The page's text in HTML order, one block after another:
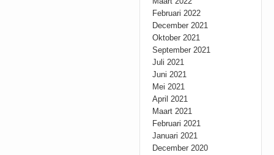
Februari 2022
December 2021
Oktober 2021
September 2021
Juli 2021
Juni 2021
Mei 2021
April 2021
Maart 2021
Februari 2021
Januari 2021
December 2020